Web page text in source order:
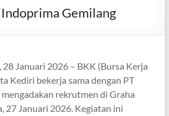
Gemilang
Januari 2026 – BKK (Bursa Kerja
Kediri bekerja sama dengan PT
rekrutmen di Graha
27 Januari 2026. Kegiatan ini